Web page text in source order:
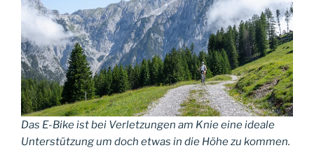
Das E-Bike ist bei Verletzungen am Knie eine ideale
Unterstützung um doch etwas in die Höhe zu kommen.